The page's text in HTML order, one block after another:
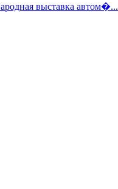
выставка автом�...